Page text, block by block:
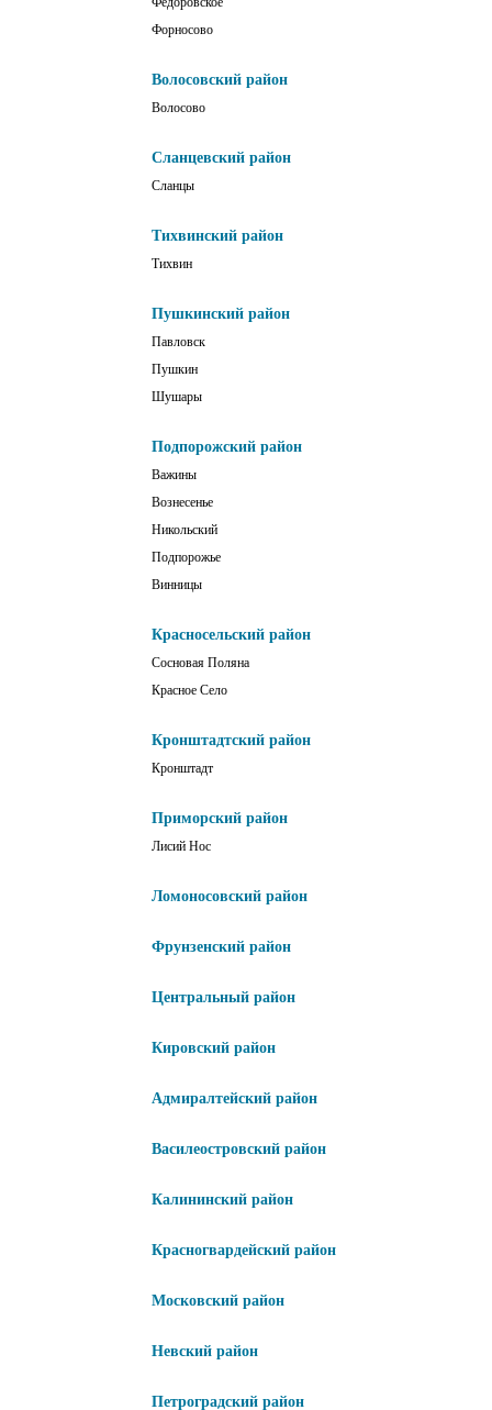
Форносово
Волосовский район
Волосово
Сланцевский район
Сланцы
Тихвинский район
Тихвин
Пушкинский район
Павловск
Пушкин
Шушары
Подпорожский район
Важины
Вознесенье
Никольский
Подпорожье
Винницы
Красносельский район
Сосновая Поляна
Красное Село
Кронштадтский район
Кронштадт
Приморский район
Лисий Нос
Ломоносовский район
Фрунзенский район
Центральный район
Кировский район
Адмиралтейский район
Василеостровский район
Калининский район
Красногвардейский район
Московский район
Невский район
Петроградский район